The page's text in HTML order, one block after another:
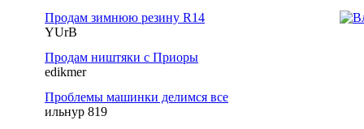
Продам зимнюю резину R14
YUrB
Продам ништяки с Приоры
edikmer
Проблемы машинки делимся все
ильнур 819